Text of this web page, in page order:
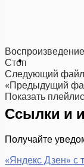
Воспроизведение
Стоп
Следующий
«Предыдущий
Показать
Ссылки и
Получайте
«Яндекс Дзен» с